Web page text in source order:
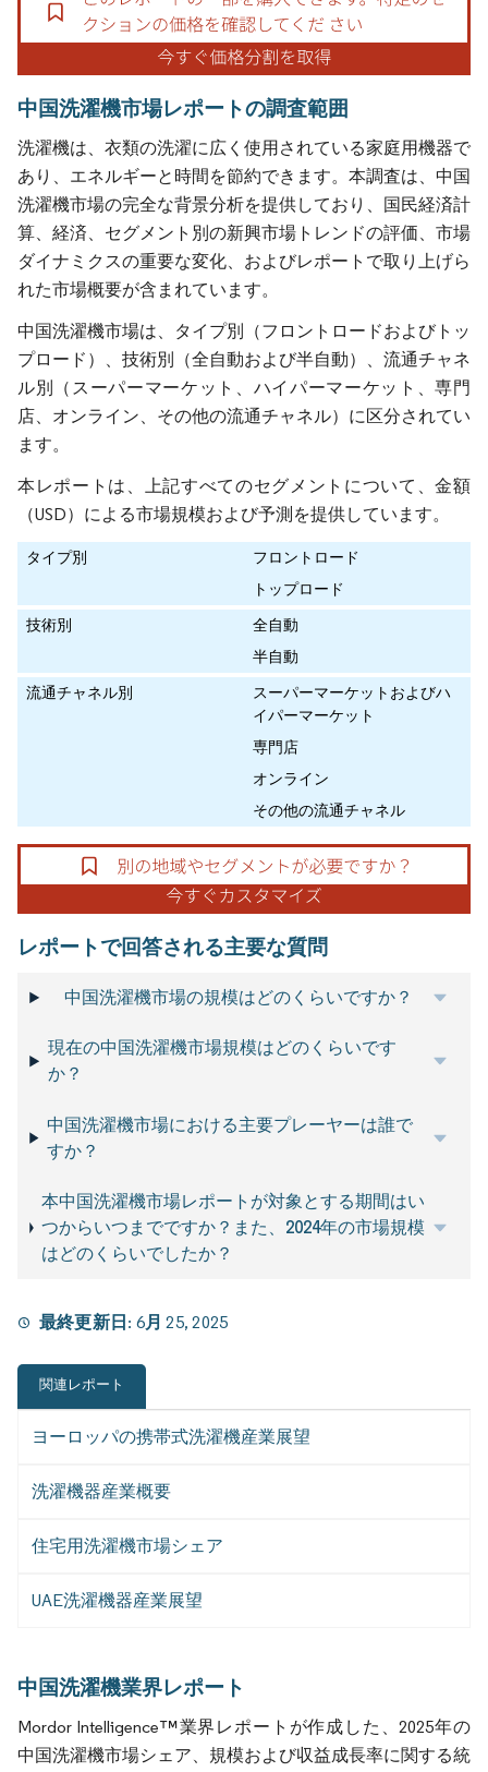
中国洗濯機市場レポートの調査範囲
洗濯機は、衣類の洗濯に広く使用されている家庭用機器で
あり、エネルギーと時間を節約できます。本調査は、中国
洗濯機市場の完全な背景分析を提供しており、国民経済計
算、経済、セグメント別の新興市場トレンドの評価、市場
ダイナミクスの重要な変化、およびレポートで取り上げら
れた市場概要が含まれています。
中国洗濯機市場は、タイプ別（フロントロードおよびトッ
プロード）、技術別（全自動および半自動）、流通チャネ
ル別（スーパーマーケット、ハイパーマーケット、専門
店、オンライン、その他の流通チャネル）に区分されてい
ます。
本レポートは、上記すべてのセグメントについて、金額
（USD）による市場規模および予測を提供しています。
タイプ別
フロントロード
トップロード
技術別
全自動
半自動
流通チャネル別
スーパーマーケットおよびハ
イパーマーケット
専門店
オンライン
その他の流通チャネル
レポートで回答される主要な質問
中国洗濯機市場の規模はどのくらいですか？
現在の中国洗濯機市場規模はどのくらいです
か？
中国洗濯機市場における主要プレーヤーは誰で
すか？
本中国洗濯機市場レポートが対象とする期間はい
つからいつまでですか？また、2024年の市場規模
はどのくらいでしたか？
最終更新日: 6月 25, 2025
関連レポート
ヨーロッパの携帯式洗濯機産業展望
洗濯機器産業概要
住宅用洗濯機市場シェア
UAE洗濯機器産業展望
中国洗濯機業界レポート
Mordor Intelligence™業界レポートが作成した、2025年の
中国洗濯機市場シェア、規模および収益成長率に関する統